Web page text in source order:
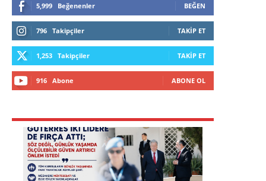
5,999 Beğenenler BEĞEN
796 Takipçiler TAKIP ET
1,253 Takipçiler TAKIP ET
916 Abone ABONE OL